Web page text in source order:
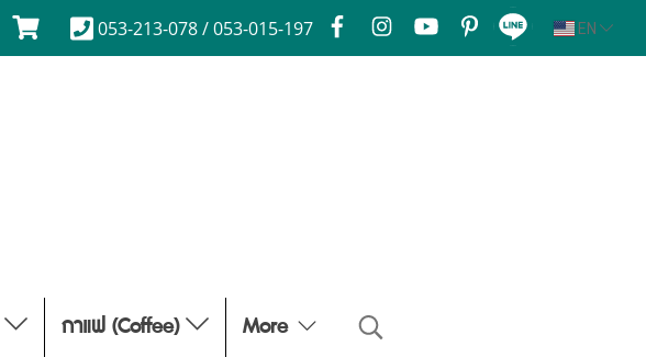
053-213-078 / 053-015-197 EN
กาแฟ (Coffee) More